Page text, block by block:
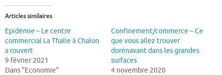
Articles similaires
Epidémie – Le centre
commercial La Thalie à Chalon
a rouvert
9 février 2021
Dans "Economie"
Confinement/commerce – Ce
que vous allez trouver
dorénavant dans les grandes
surfaces
4 novembre 2020